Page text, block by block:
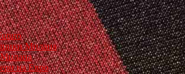
Милана
на Евро